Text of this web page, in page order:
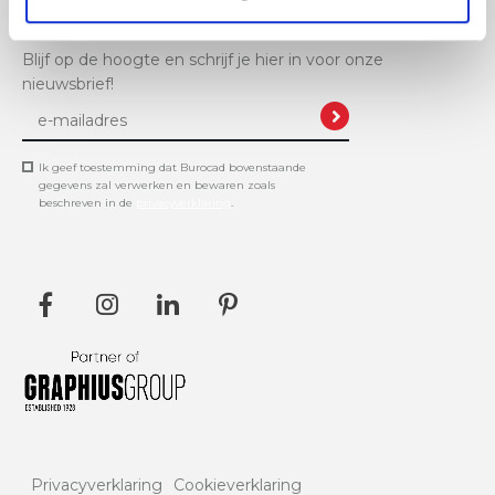
Blijf op de hoogte en schrijf je hier in voor onze
nieuwsbrief!
Ik geef toestemming dat Burocad bovenstaande
gegevens zal verwerken en bewaren zoals
beschreven in de
Privacyverklaring Cookieverklaring